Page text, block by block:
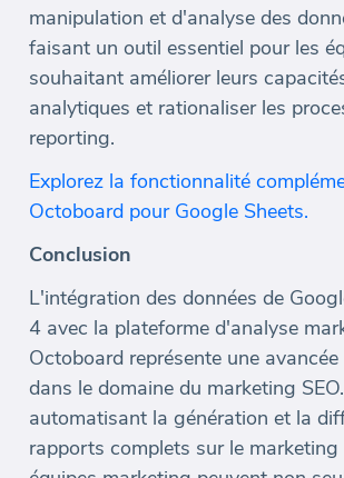
manipulation et d'analyse des
faisant un outil essentiel pour les
souhaitant améliorer leurs
analytiques et rationaliser les
reporting.
Explorez la fonctionnalité
Octoboard pour Google Sheets.
Conclusion
L'intégration des données de
4 avec la plateforme d'analyse
Octoboard représente une
dans le domaine du marketing
automatisant la génération et la
rapports complets sur le marketing